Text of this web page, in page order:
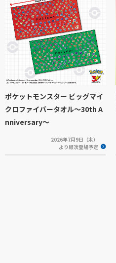
ポケットモンスター ビッグマイ
クロファイバータオル～30th A
nniversary～
2026年7月9日（木）
より順次登場予定